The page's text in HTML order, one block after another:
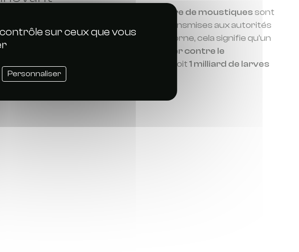
sur ceux que vous
Personnaliser
moustiques. Les volumes de capture de moustiques sont
! Ces données primordiales sont transmises aux autorités
de moustiques sont capturés par la borne, cela signifie qu’un
des informations clés pour
lutter contre le
plus de2 millions de moustiques , soit1 milliard de larves